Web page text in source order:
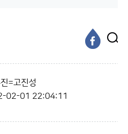
=고진성
02-01 22:04:11